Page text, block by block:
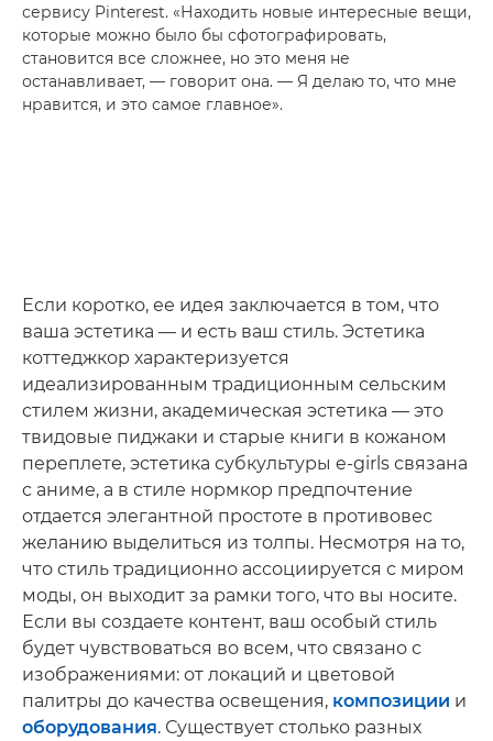
сервису Pinterest. «Находить новые интересные вещи,
которые можно было бы сфотографировать,
становится все сложнее, но это меня не
останавливает, — говорит она. — Я делаю то, что мне
нравится, и это самое главное».
Если коротко, ее идея заключается в том, что
ваша эстетика — и есть ваш стиль. Эстетика
коттеджкор характеризуется
идеализированным традиционным сельским
стилем жизни, академическая эстетика — это
твидовые пиджаки и старые книги в кожаном
переплете, эстетика субкультуры e-girls связана
с аниме, а в стиле нормкор предпочтение
отдается элегантной простоте в противовес
желанию выделиться из толпы. Несмотря на то,
что стиль традиционно ассоциируется с миром
моды, он выходит за рамки того, что вы носите.
Если вы создаете контент, ваш особый стиль
будет чувствоваться во всем, что связано с
изображениями: от локаций и цветовой
палитры до качества освещения, композиции и
оборудования. Существует столько разных